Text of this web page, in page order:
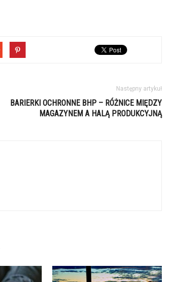
Następny artykuł
BARIERKI OCHRONNE BHP – RÓŻNICE MIĘDZY
MAGAZYNEM A HALĄ PRODUKCYJNĄ